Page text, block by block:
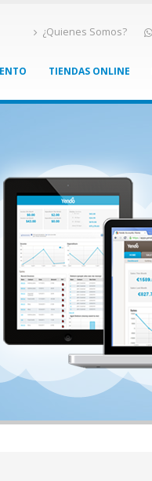
¿Quienes Somos?
TIENDAS ONLINE